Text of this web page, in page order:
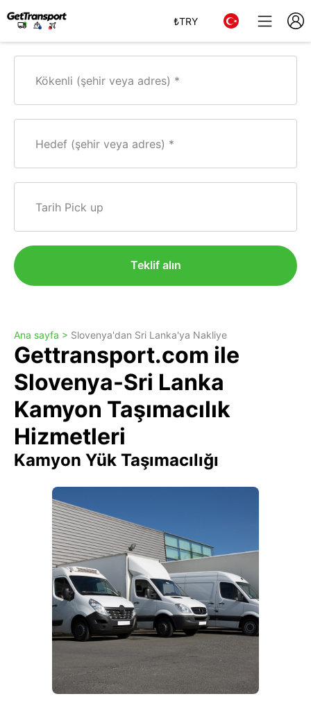
₺TRY
Kökenli (şehir veya adres)
Hedef (şehir veya adres)
Tarih Pick up
Teklif alın
Ana sayfa > Slovenya'dan Sri Lanka'ya Nakliye
Gettransport.com ile
Slovenya-Sri Lanka
Kamyon Taşımacılık
Hizmetleri
Kamyon Yük Taşımacılığı